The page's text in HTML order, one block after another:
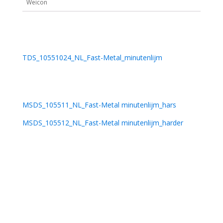
Weicon
TDS_10551024_NL_Fast-Metal_minutenlijm
MSDS_105511_NL_Fast-Metal minutenlijm_hars
MSDS_105512_NL_Fast-Metal minutenlijm_harder